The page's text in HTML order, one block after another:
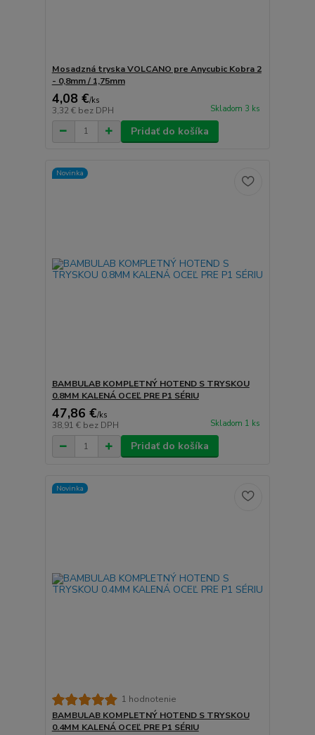
Mosadzná tryska VOLCANO pre Anycubic Kobra 2
- 0,8mm / 1,75mm
4,08 €/ks
3,32 € bez DPH Skladom 3 ks
Pridať do košíka
Novinka
BAMBULAB KOMPLETNÝ HOTEND S TRYSKOU
0.8MM KALENÁ OCEĽ PRE P1 SÉRIU
47,86 €/ks
38,91 € bez DPH Skladom 1 ks
Pridať do košíka
Novinka
1 hodnotenie
BAMBULAB KOMPLETNÝ HOTEND S TRYSKOU
0.4MM KALENÁ OCEĽ PRE P1 SÉRIU